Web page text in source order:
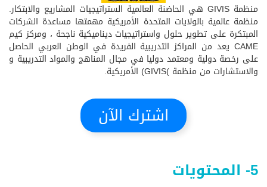
منظمة GIVIS هي الحاضنة العالمية الستراتيجيات المشاريع والابتكار.
منظمة عالمية بالولايات المتحدة الأمريكية مهمتها مساعدة الشركات
المبتكرة على تطوير حلول واستراتيجيات ديناميكية ناجحة ، ومركز كيم
CAME يعد من المراكز التدريبية الفريدة في الوطن العربي الحاصل
على رخصة دولية ومعتمد دوليا في مجال المناهج والمواد التدريبية و
والاستشارات من منظمة )GIVIS) الأمريكية.
اشترك الآن
5- المحتويات